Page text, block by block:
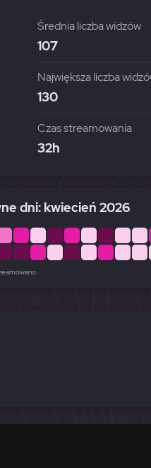
Średnia liczba widzów
107
Największa liczba
130
Czas streamowania
32h
dni: kwiecień 2026